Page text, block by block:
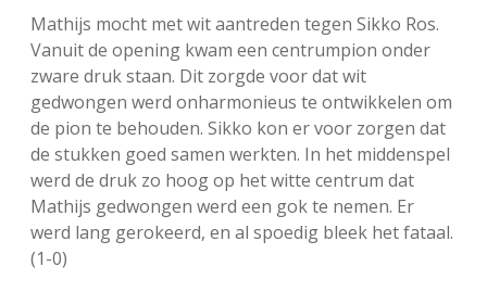
KNSB: Schaakwoude II
FSB: Schaakwoude I
FSB: Schaakwoude II
FSB: Schaakwoude III
Eregalerij
Agenda
Koppelingen
Sponsoren
Mathijs mocht met wit aantreden tegen Sikko Ros.
Vanuit de opening kwam een centrumpion onder
zware druk staan. Dit zorgde voor dat wit
gedwongen werd onharmonieus te ontwikkelen om
de pion te behouden. Sikko kon er voor zorgen dat
de stukken goed samen werkten. In het middenspel
werd de druk zo hoog op het witte centrum dat
Mathijs gedwongen werd een gok te nemen. Er
werd lang gerokeerd, en al spoedig bleek het fataal.
(1-0)